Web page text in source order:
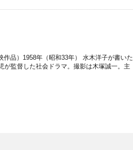
品）1958年（昭和33年） 水木洋子が書いた
が監督した社会ドラマ。撮影は木塚誠一。主